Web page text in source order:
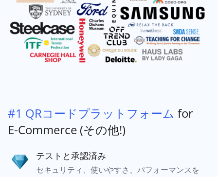
#1 QRコードプラットフォーム for
E-Commerce (その他!)
テストと承認済み
セキュリティ、使いやすさ、パフォーマンスを